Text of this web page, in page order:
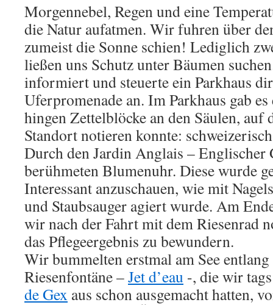
Morgennebel, Regen und eine
die Natur aufatmen. Wir fuhren über
zumeist die Sonne schien! Lediglich
ließen uns Schutz unter Bäumen
informiert und steuerte ein Parkhaus
Uferpromenade an. Im Parkhaus gab
hingen Zettelblöcke an den Säulen, auf
Standort notieren konnte:
Durch den Jardin Anglais –
berühmeten Blumenuhr. Diese wurde
Interessant anzuschauen, wie mit
und Staubsauger agiert wurde. Am
wir nach der Fahrt mit dem Riesenrad
das Pflegeergebnis zu bewundern.
Wir bummelten erstmal am See
Riesenfontäne –Jet d’eau -, die wir
de Gex aus schon ausgemacht hatten,